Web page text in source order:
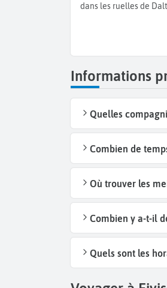
dans les ruelles de
Informations
Quelles
Combien de
Où trouver les
Combien y a-t-il
Quels sont les